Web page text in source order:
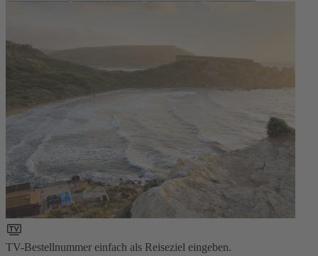
TV-Bestellnummer einfach als Reiseziel eingeben.